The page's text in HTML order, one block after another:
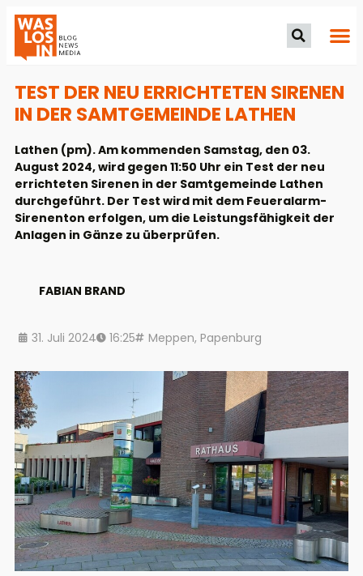
TEST DER NEU ERRICHTETEN SIRENEN
IN DER SAMTGEMEINDE LATHEN
Lathen (pm). Am kommenden Samstag, den 03.
August 2024, wird gegen 11:50 Uhr ein Test der neu
errichteten Sirenen in der Samtgemeinde Lathen
durchgeführt. Der Test wird mit dem Feueralarm-
Sirenenton erfolgen, um die Leistungsfähigkeit der
Anlagen in Gänze zu überprüfen.
FABIAN BRAND
31. Juli 2024 16:25 Meppen, Papenburg